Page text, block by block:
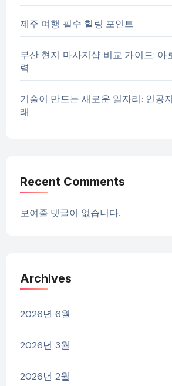
제주 여행 필수 힐링 포인트
부산 현지 마사지샵 비교 가이드: 아
력
기술이 만드는 새로운 일자리: 인공
래
Recent Comments
보여줄 댓글이 없습니다.
Archives
2026년 6월
2026년 3월
2026년 2월